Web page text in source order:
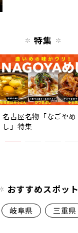
特集
名古屋名物「なごやめ
し」特集
おすすめスポット
岐阜県 三重県